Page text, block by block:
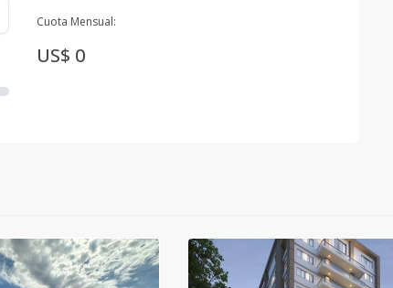
Cuota Mensual:
US$ 0